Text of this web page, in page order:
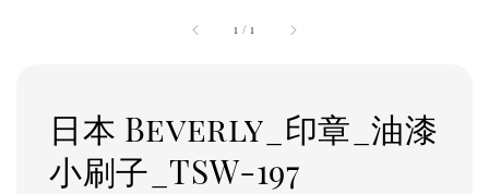
1 /1
日本 Beverly_印章_油漆
小刷子_TSW-197